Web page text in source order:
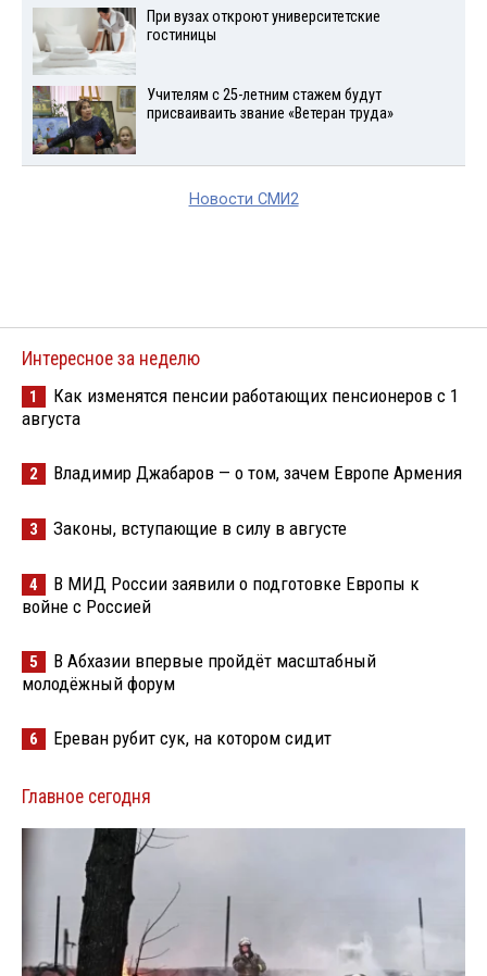
При вузах откроют университетские
гостиницы
Учителям с 25-летним стажем будут
присваиваить звание «Ветеран труда»
Новости СМИ2
Интересное за неделю
1
Как изменятся пенсии работающих пенсионеров с 1
августа
2 Владимир Джабаров — о том, зачем Европе Армения
3 Законы, вступающие в силу в августе
4
В МИД России заявили о подготовке Европы к
войне с Россией
5
В Абхазии впервые пройдёт масштабный
молодёжный форум
6 Ереван рубит сук, на котором сидит
Главное сегодня